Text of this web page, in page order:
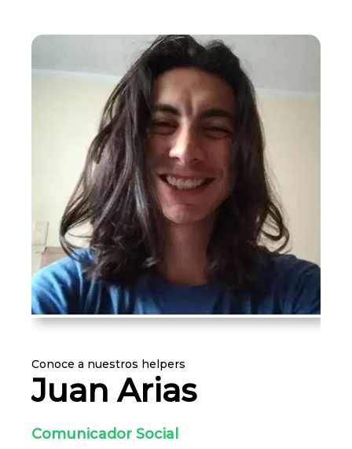
Conoce a nuestros helpers
Juan Arias
Comunicador Social